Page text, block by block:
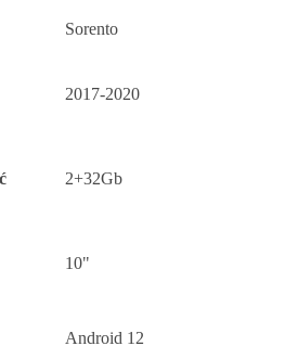
Sorento
2017-2020
2+32Gb
10"
Android 12